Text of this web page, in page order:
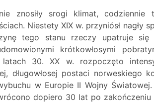
znosiły srogi klimat, codziennie
Niestety XIX w. przyniósł nagły
tego stanu rzeczy upatruje
krótkowłosymi
30. XX w. rozpoczęto
długowłosej postaci norweskiego
w Europie II Wojny
dopiero 30 lat po zakończeniu